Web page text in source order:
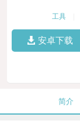
工具
安卓下载
简介